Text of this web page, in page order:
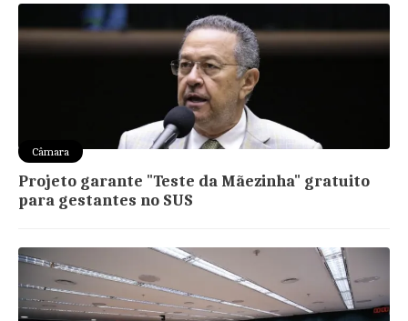
Câmara
Projeto garante "Teste da Mãezinha" gratuito
para gestantes no SUS